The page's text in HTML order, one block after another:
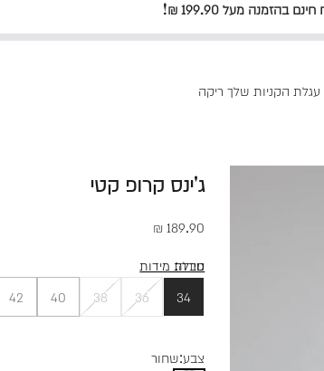
בהזמנה מעל 199.90 ₪!
עגלת הקניות שלך ריקה
ג'ינס קרופ קטי
מחיר מבצע
189.90 ₪
טבלת מידות
מידה:
34
36
38
40
42
צבע:שחור